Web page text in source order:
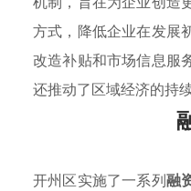
方式，降低企业在发展
改造补贴和市场信息服
还推动了区域经济的持
开州区实施了一系列融